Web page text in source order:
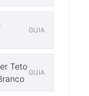
GUIA
Teto
GUIA